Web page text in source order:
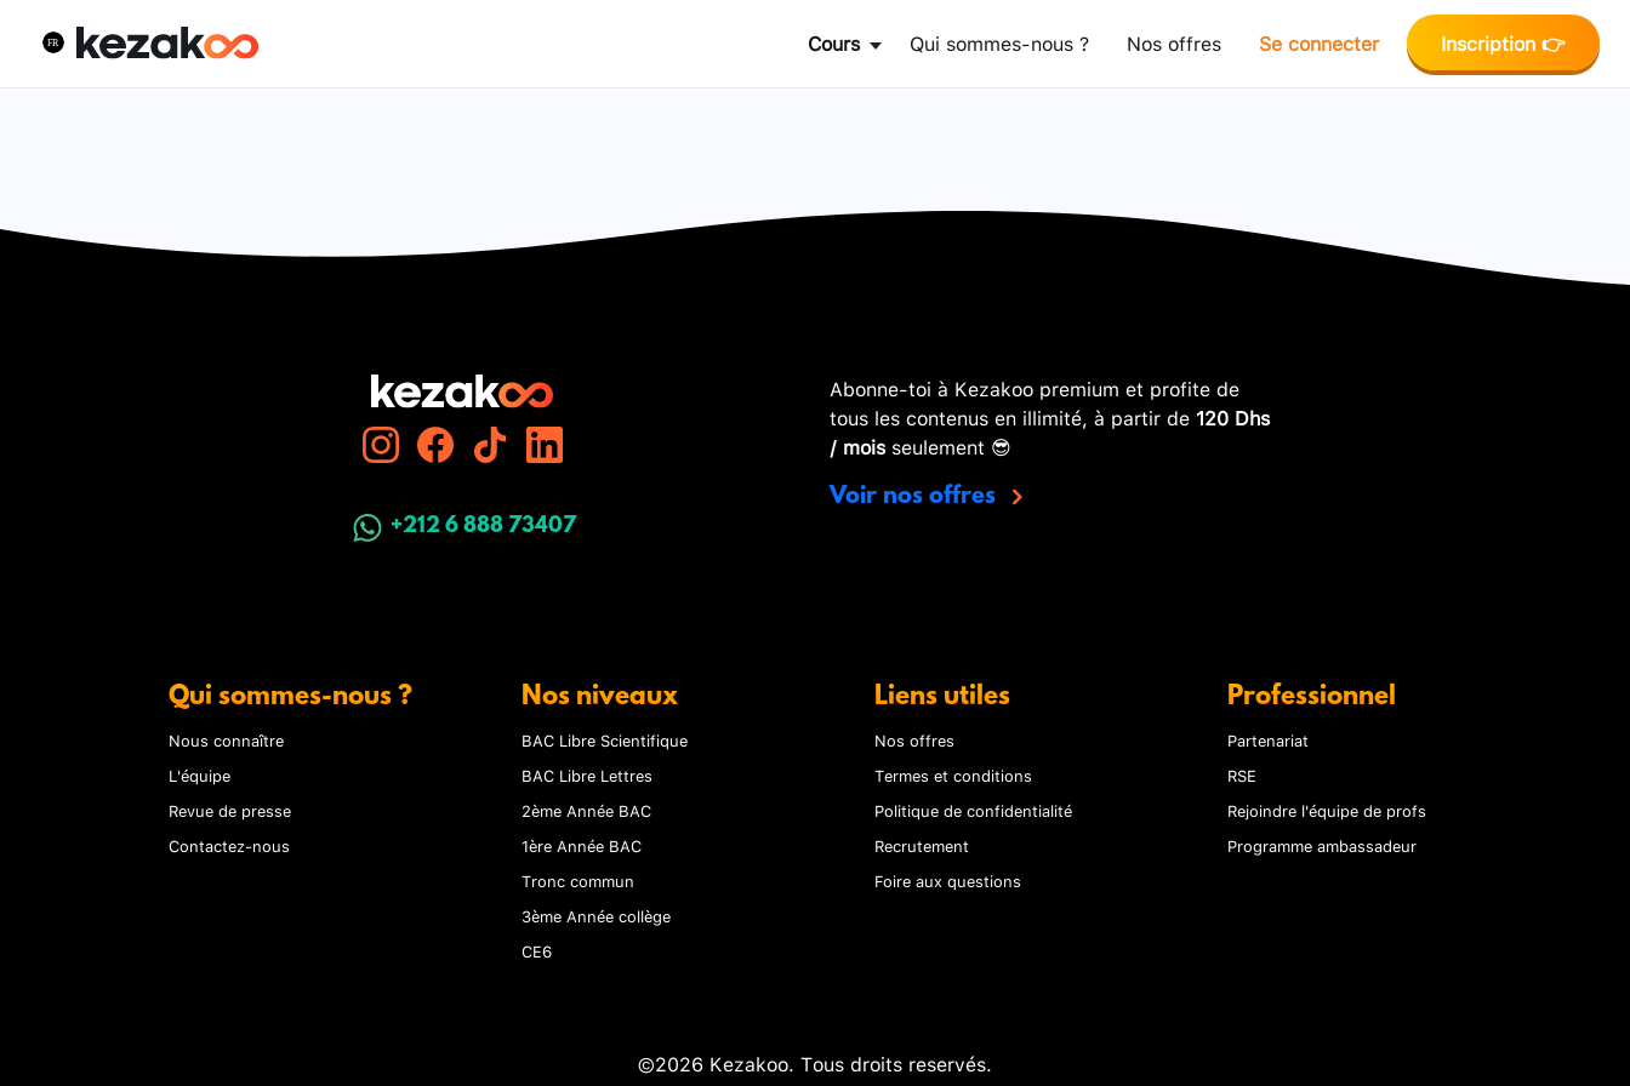
Cours Qui sommes-nous ? Nos offres Se connecter Inscription 👉
+212 6 888 73407
Abonne-toi à Kezakoo premium et profite de
tous les contenus en illimité, à partir de 120 Dhs
/ moisseulement 😎
Voir nos offres
Qui sommes-nous ?
Nous connaître
L'équipe
Revue de presse
Contactez-nous
Nos niveaux
BAC Libre Scientifique
BAC Libre Lettres
2ème Année BAC
1ère Année BAC
Tronc commun
3ème Année collège
CE6
Liens utiles
Nos offres
Termes et conditions
Politique de confidentialité
Recrutement
Foire aux questions
Professionnel
Partenariat
RSE
Rejoindre l'équipe de profs
Programme ambassadeur
©2026 Kezakoo. Tous droits reservés.